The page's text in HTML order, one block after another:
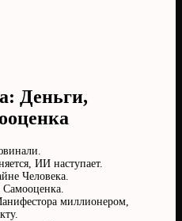
Деньги,
ИИ наступает.
Человека.
миллионером,